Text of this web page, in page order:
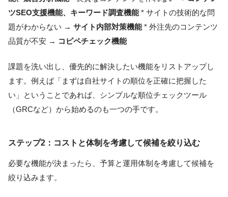
ツSEO支援機能、キーワード調査機能* サイトの技術的な問
題がわからない → サイト内部対策機能* 外注先のコンテンツ
品質が不安 → コピペチェック機能
課題を洗い出し、優先的に解決したい機能をリストアップし
ます。例えば「まずは自社サイトの順位を正確に把握した
い」ということであれば、シンプルな順位チェックツール
（GRCなど）から始めるのも一つの手です。
ステップ2：コストと体制を考慮して候補を絞り込む
必要な機能が決まったら、予算と運用体制を考慮して候補を
絞り込みます。